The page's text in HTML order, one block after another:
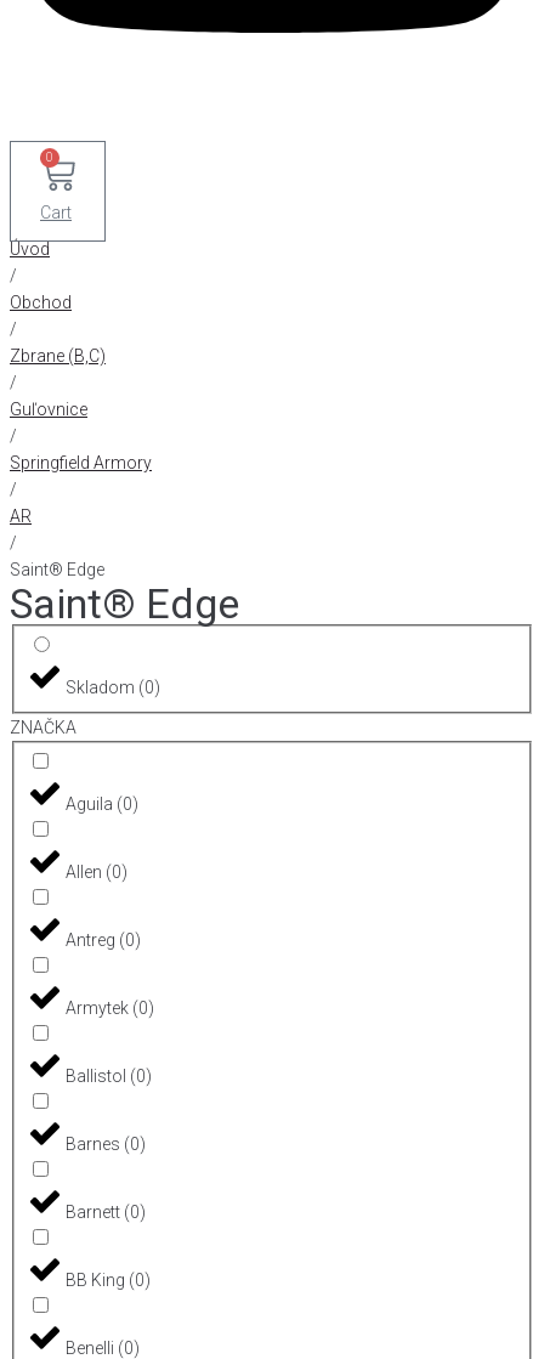
0
Cart
Úvod
/
Obchod
/
Zbrane (B,C)
/
Guľovnice
/
Springfield Armory
/
AR
/
Saint® Edge
Saint® Edge
Skladom (0)
ZNAČKA
Aguila (0)
Allen (0)
Antreg (0)
Armytek (0)
Ballistol (0)
Barnes (0)
Barnett (0)
BB King (0)
Benelli (0)